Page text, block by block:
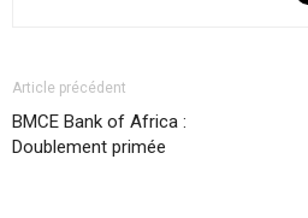
Article précédent
BMCE Bank of Africa :
Doublement primée